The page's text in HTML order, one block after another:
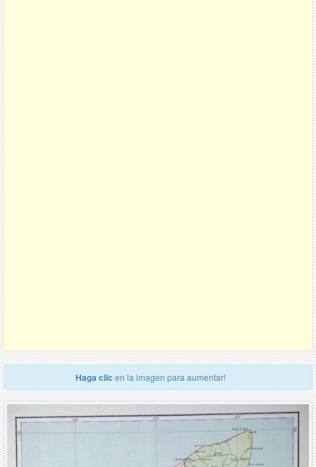
Haga clic en la imagen para aumentar!